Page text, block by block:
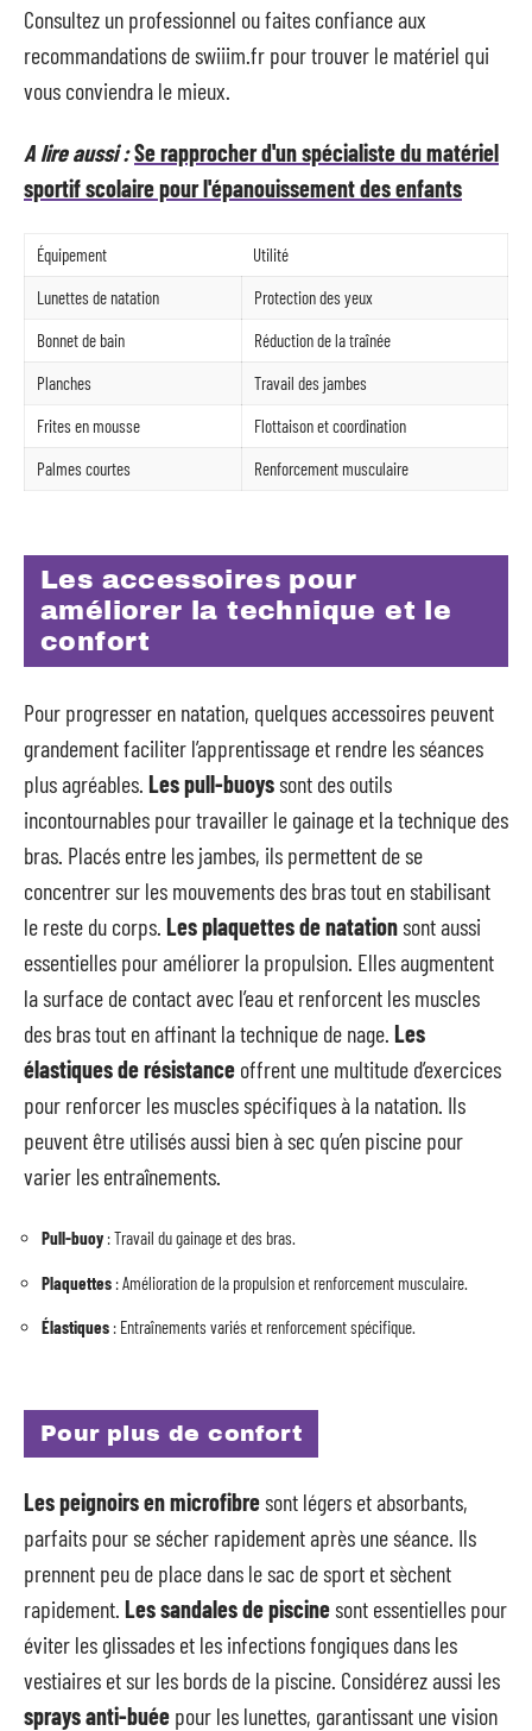
Consultez un professionnel ou faites confiance aux
recommandations de swiiim.fr pour trouver le matériel qui
vous conviendra le mieux.
A lire aussi :Se rapprocher d'un spécialiste du matériel
sportif scolaire pour l'épanouissement des enfants
Équipement
Utilité
Lunettes de natation
Protection des yeux
Bonnet de bain
Réduction de la traînée
Planches
Travail des jambes
Frites en mousse
Flottaison et coordination
Palmes courtes
Renforcement musculaire
Les accessoires pour
améliorer la technique et le
confort
Pour progresser en natation, quelques accessoires peuvent
grandement faciliter l’apprentissage et rendre les séances
plus agréables. Les pull-buoyssont des outils
incontournables pour travailler le gainage et la technique des
bras. Placés entre les jambes, ils permettent de se
concentrer sur les mouvements des bras tout en stabilisant
le reste du corps. Les plaquettes de natationsont aussi
essentielles pour améliorer la propulsion. Elles augmentent
la surface de contact avec l’eau et renforcent les muscles
des bras tout en affinant la technique de nage. Les
élastiques de résistance offrent une multitude d’exercices
pour renforcer les muscles spécifiques à la natation. Ils
peuvent être utilisés aussi bien à sec qu’en piscine pour
varier les entraînements.
Pull-buoy : Travail du gainage et des bras.
Plaquettes : Amélioration de la propulsion et renforcement musculaire.
Élastiques : Entraînements variés et renforcement spécifique.
Pour plus de confort
Les peignoirs en microfibresont légers et absorbants,
parfaits pour se sécher rapidement après une séance. Ils
prennent peu de place dans le sac de sport et sèchent
rapidement. Les sandales de piscinesont essentielles pour
éviter les glissades et les infections fongiques dans les
vestiaires et sur les bords de la piscine. Considérez aussi les
sprays anti-buée pour les lunettes, garantissant une vision